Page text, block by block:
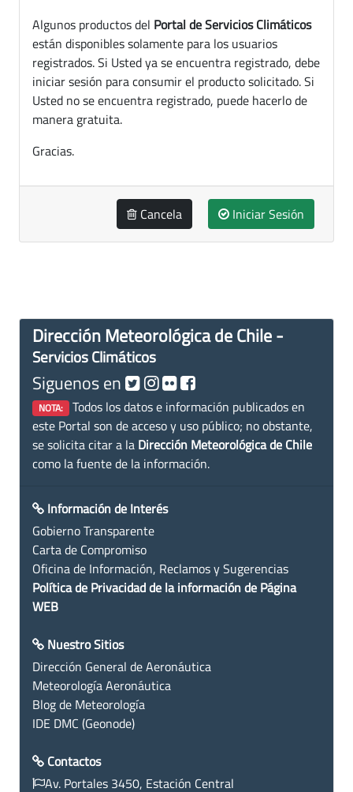
Algunos productos del Portal de Servicios Climáticos
están disponibles solamente para los usuarios
registrados. Si Usted ya se encuentra registrado, debe
iniciar sesión para consumir el producto solicitado. Si
Usted no se encuentra registrado, puede hacerlo de
manera gratuita.
Gracias.
Cancela Iniciar Sesión
Dirección Meteorológica de Chile -
Servicios Climáticos
Siguenos en
NOTA: Todos los datos e información publicados en
este Portal son de acceso y uso público; no obstante,
se solicita citar a la Dirección Meteorológica de Chile
como la fuente de la información.
Información de Interés
Gobierno Transparente
Carta de Compromiso
Oficina de Información, Reclamos y Sugerencias
Política de Privacidad de la información de Página
WEB
Nuestro Sitios
Dirección General de Aeronáutica
Meteorología Aeronáutica
Blog de Meteorología
IDE DMC (Geonode)
Contactos
Av. Portales 3450, Estación Central